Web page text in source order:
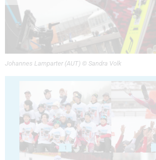
Johannes Lamparter (AUT) © Sandra Volk
1